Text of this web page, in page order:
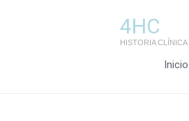
4HC
HISTORIA CLÍNICA
Inicio